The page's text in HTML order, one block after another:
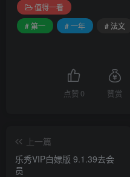
值得一看
# 第一
# 一年 # 法文
点赞 0 赞赏
上一篇
乐秀VIP白嫖版 9.1.39去会
员